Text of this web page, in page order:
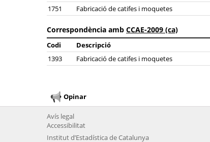
1751
Fabricació de catifes i moquetes
Correspondència amb CCAE-2009 (ca)
Codi
Descripció
1393
Fabricació de catifes i moquetes
Opinar
Avís legal
Accessibilitat
Institut d’Estadística de Catalunya